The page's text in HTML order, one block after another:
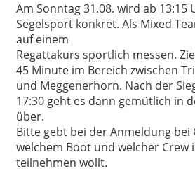
Am Sonntag 31.08. wird ab 13:15
Segelsport konkret. Als Mixed
auf einem
Regattakurs sportlich messen.
45 Minute im Bereich zwischen
und Meggenerhorn. Nach der
17:30 geht es dann gemütlich in
über.
Bitte gebt bei der Anmeldung bei
welchem Boot und welcher Crew
teilnehmen wollt.